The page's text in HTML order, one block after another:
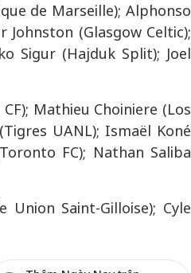
de Marseille); Alphonso
Johnston (Glasgow Celtic);
Sigur (Hajduk Split); Joel
Mathieu Choiniere (Los
UANL); Ismaël Koné
FC); Nathan Saliba
Union Saint-Gilloise); Cyle